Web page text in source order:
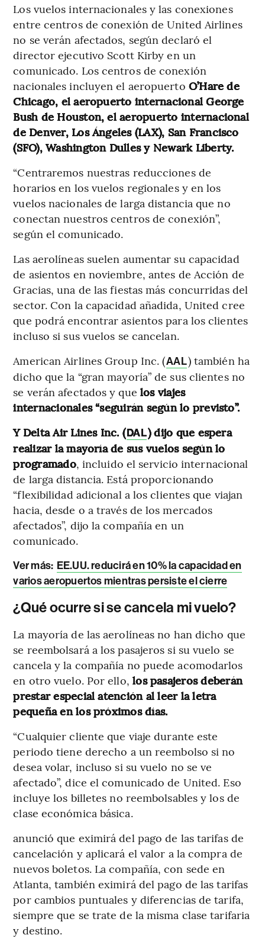
Los vuelos internacionales y las conexiones
entre centros de conexión de United Airlines
no se verán afectados, según declaró el
director ejecutivo Scott Kirby en un
comunicado. Los centros de conexión
nacionales incluyen el aeropuerto O’Hare de
Chicago, el aeropuerto internacional George
Bush de Houston, el aeropuerto internacional
de Denver, Los Ángeles (LAX), San Francisco
(SFO), Washington Dulles y Newark Liberty.
“Centraremos nuestras reducciones de
horarios en los vuelos regionales y en los
vuelos nacionales de larga distancia que no
conectan nuestros centros de conexión”,
según el comunicado.
Las aerolíneas suelen aumentar su capacidad
de asientos en noviembre, antes de Acción de
Gracias, una de las fiestas más concurridas del
sector. Con la capacidad añadida, United cree
que podrá encontrar asientos para los clientes
incluso si sus vuelos se cancelan.
American Airlines Group Inc. (AAL) también ha
dicho que la “gran mayoría” de sus clientes no
se verán afectados y que los viajes
internacionales “seguirán según lo previsto”.
Y Delta Air Lines Inc. (DAL) dijo que espera
realizar la mayoría de sus vuelos según lo
programado, incluido el servicio internacional
de larga distancia. Está proporcionando
“flexibilidad adicional a los clientes que viajan
hacia, desde o a través de los mercados
afectados”, dijo la compañía en un
comunicado.
Ver más: EE.UU. reducirá en 10% la capacidad en
varios aeropuertos mientras persiste el cierre
¿Qué ocurre si se cancela mi vuelo?
La mayoría de las aerolíneas no han dicho que
se reembolsará a los pasajeros si su vuelo se
cancela y la compañía no puede acomodarlos
en otro vuelo. Por ello, los pasajeros deberán
prestar especial atención al leer la letra
pequeña en los próximos días.
“Cualquier cliente que viaje durante este
periodo tiene derecho a un reembolso si no
desea volar, incluso si su vuelo no se ve
afectado”, dice el comunicado de United. Eso
incluye los billetes no reembolsables y los de
clase económica básica.
anunció que eximirá del pago de las tarifas de
cancelación y aplicará el valor a la compra de
nuevos boletos. La compañía, con sede en
Atlanta, también eximirá del pago de las tarifas
por cambios puntuales y diferencias de tarifa,
siempre que se trate de la misma clase tarifaria
y destino.